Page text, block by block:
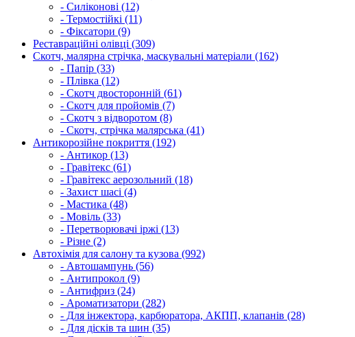
- Силіконові (12)
- Термостійкі (11)
- Фіксатори (9)
Реставраційні олівці (309)
Скотч, малярна стрічка, маскувальні матеріали (162)
- Папір (33)
- Плівка (12)
- Скотч двосторонній (61)
- Скотч для пройомів (7)
- Скотч з відворотом (8)
- Скотч, стрічка малярська (41)
Антикорозійне покриття (192)
- Антикор (13)
- Гравітекс (61)
- Гравітекс аерозольний (18)
- Захист шасі (4)
- Мастика (48)
- Мовіль (33)
- Перетворювачі іржі (13)
- Різне (2)
Автохімія для салону та кузова (992)
- Автошампунь (56)
- Антипрокол (9)
- Антифриз (24)
- Ароматизатори (282)
- Для інжектора, карбюратора, АКПП, клапанів (28)
- Для дісків та шин (35)